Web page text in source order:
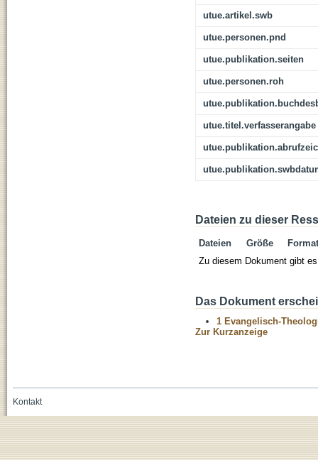
utue.artikel.swb
utue.personen.pnd
utue.publikation.seiten
utue.personen.roh
utue.titel.verfasserangabe
Dateien zu dieser
Dateien Größe
Format
Zu diesem Dokument gibt
Das Dokument
1 Evangelisch-
Zur Kurzanzeige
Kontakt